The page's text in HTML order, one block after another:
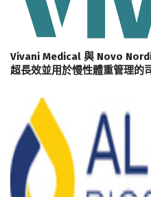
Vivani Medical 與 Novo
超長效並用於慢性體重管理的